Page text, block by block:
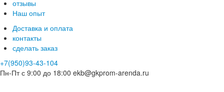
отзывы
Наш опыт
Доставка и оплата
контакты
сделать заказ
+7(950)93-43-104
Пн-Пт с 9:00 до 18:00 ekb@gkprom-arenda.ru